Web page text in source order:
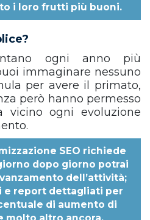
i loro frutti più buoni.
ogni anno più
immaginare nessuno
per avere il primato,
però hanno permesso
ogni evoluzione
SEO richiede
dopo giorno potrai
dell’attività;
e report dettagliati per
di aumento di